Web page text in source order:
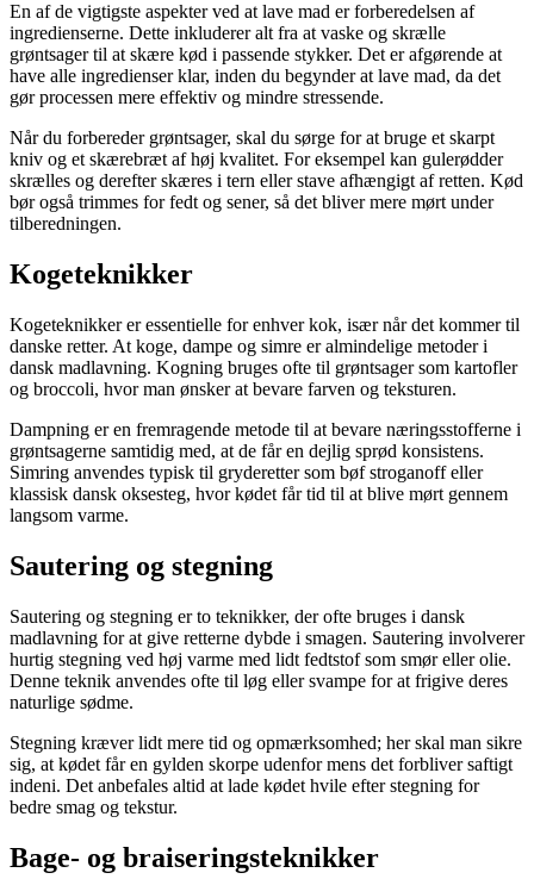
En af de vigtigste aspekter ved at lave mad er forberedelsen af
ingredienserne. Dette inkluderer alt fra at vaske og skrælle
grøntsager til at skære kød i passende stykker. Det er afgørende at
have alle ingredienser klar, inden du begynder at lave mad, da det
gør processen mere effektiv og mindre stressende.
Når du forbereder grøntsager, skal du sørge for at bruge et skarpt
kniv og et skærebræt af høj kvalitet. For eksempel kan gulerødder
skrælles og derefter skæres i tern eller stave afhængigt af retten. Kød
bør også trimmes for fedt og sener, så det bliver mere mørt under
tilberedningen.
Kogeteknikker
Kogeteknikker er essentielle for enhver kok, især når det kommer til
danske retter. At koge, dampe og simre er almindelige metoder i
dansk madlavning. Kogning bruges ofte til grøntsager som kartofler
og broccoli, hvor man ønsker at bevare farven og teksturen.
Dampning er en fremragende metode til at bevare næringsstofferne i
grøntsagerne samtidig med, at de får en dejlig sprød konsistens.
Simring anvendes typisk til gryderetter som bøf stroganoff eller
klassisk dansk oksesteg, hvor kødet får tid til at blive mørt gennem
langsom varme.
Sautering og stegning
Sautering og stegning er to teknikker, der ofte bruges i dansk
madlavning for at give retterne dybde i smagen. Sautering involverer
hurtig stegning ved høj varme med lidt fedtstof som smør eller olie.
Denne teknik anvendes ofte til løg eller svampe for at frigive deres
naturlige sødme.
Stegning kræver lidt mere tid og opmærksomhed; her skal man sikre
sig, at kødet får en gylden skorpe udenfor mens det forbliver saftigt
indeni. Det anbefales altid at lade kødet hvile efter stegning for
bedre smag og tekstur.
Bage- og braiseringsteknikker